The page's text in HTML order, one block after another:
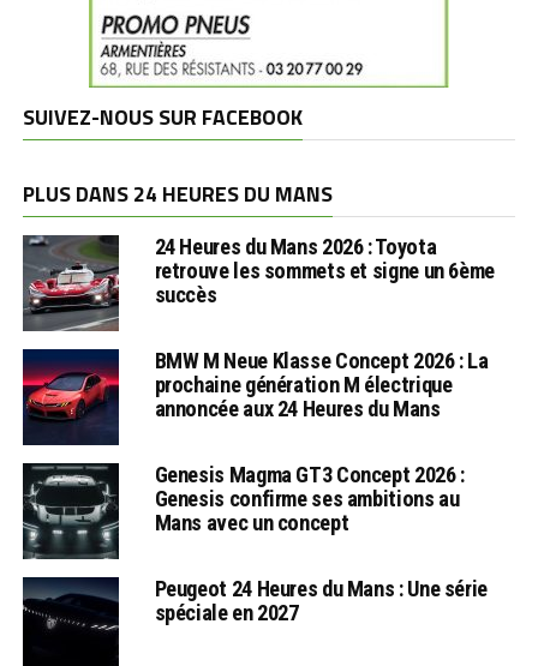
SUIVEZ-NOUS SUR FACEBOOK
PLUS DANS 24 HEURES DU MANS
24 Heures du Mans 2026 : Toyota
retrouve les sommets et signe un 6ème
succès
BMW M Neue Klasse Concept 2026 : La
prochaine génération M électrique
annoncée aux 24 Heures du Mans
Genesis Magma GT3 Concept 2026 :
Genesis confirme ses ambitions au
Mans avec un concept
Peugeot 24 Heures du Mans : Une série
spéciale en 2027